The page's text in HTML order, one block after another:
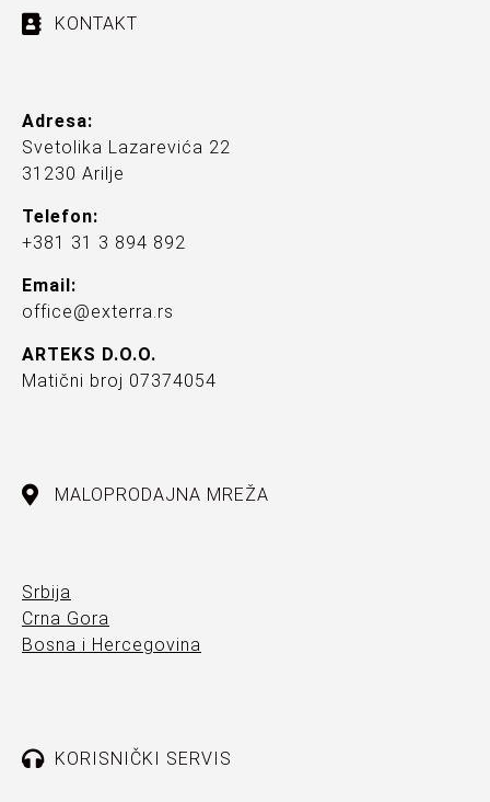
KONTAKT
Adresa:
Svetolika Lazarevića 22
31230 Arilje
Telefon:
+381 31 3 894 892
Email:
office@exterra.rs
ARTEKS D.O.O.
Matični broj 07374054
MALOPRODAJNA MREŽA
Srbija
Crna Gora
Bosna i Hercegovina
KORISNIČKI SERVIS